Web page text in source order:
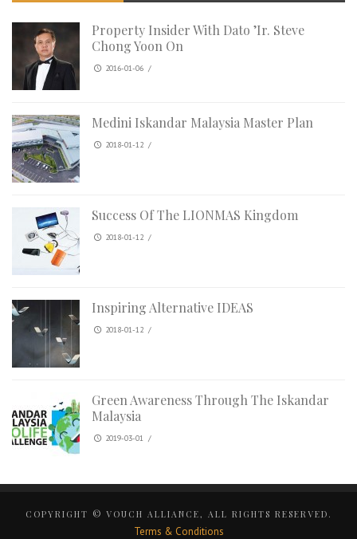
Property Insider With Dato ’Ir. Steve
Chong Yoon On
2016-01-06 /
Medini Iskandar Malaysia Master Plan
2018-01-12 /
Success Of The LIONMAS Kingdom
2018-01-12 /
Inspiring Alternative IDEAS
2018-01-12 /
Green Awareness Through The Iskandar
Malaysia
2019-03-01 /
COPYRIGHT © VOUCH ALLIANCE, ALL RIGHTS RESERVED.
Terms & Conditions